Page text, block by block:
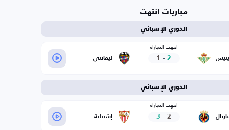
مباريات انتهت
الدوري الإسباني
انتهت المباراة
2
-
1 ليفانتي
الدوري الإسباني
انتهت المباراة
2
-
3 إشبيلية